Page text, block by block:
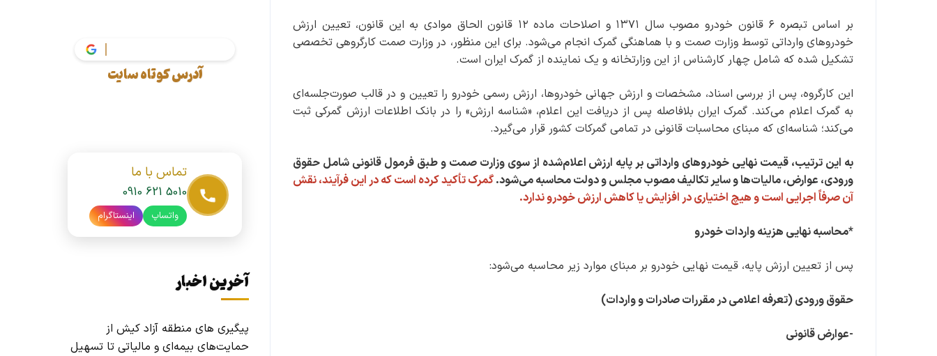
بر اساس تبصره ۶ قانون خودرو مصوب سال ۱۳۷۱ و اصلاحات ماده ۱۲ قانون الحاق موادی به این قانون، تعیین ارزش
خودروهای وارداتی توسط وزارت صمت و با هماهنگی گمرک انجام می‌شود. برای این منظور، در وزارت صمت کارگروهی تخصصی
تشکیل شده که شامل چهار کارشناس از این وزارتخانه و یک نماینده از گمرک ایران است.
این کارگروه، پس از بررسی اسناد، مشخصات و ارزش جهانی خودروها، ارزش رسمی خودرو را تعیین و در قالب صورت‌جلسه‌ای
به گمرک اعلام می‌کند. گمرک ایران بلافاصله پس از دریافت این اعلام، «شناسه ارزش» را در بانک اطلاعات ارزش گمرکی ثبت
می‌کند؛ شناسه‌ای که مبنای محاسبات قانونی در تمامی گمرکات کشور قرار می‌گیرد.
به این ترتیب، قیمت نهایی خودروهای وارداتی بر پایه ارزش اعلام‌شده از سوی وزارت صمت و طبق فرمول قانونی شامل حقوق
ورودی، عوارض، مالیات‌ها و سایر تکالیف مصوب مجلس و دولت محاسبه می‌شود.گمرک تأکید کرده است که در این فرآیند، نقش
آن صرفاً اجرایی است و هیچ اختیاری در افزایش یا کاهش ارزش خودرو ندارد.
*محاسبه نهایی هزینه واردات خودرو
پس از تعیین ارزش پایه، قیمت نهایی خودرو بر مبنای موارد زیر محاسبه می‌شود:
حقوق ورودی (تعرفه اعلامی در مقررات صادرات و واردات)
-عوارض قانونی
آدرس کوتاه سایت
تماس با ما
0910 621 5010
واتساپ اینستاگرام
آخرین اخبار
پیگیری های منطقه آزاد کیش از
حمایت‌های بیمه‌ای و مالیاتی تا تسهیل